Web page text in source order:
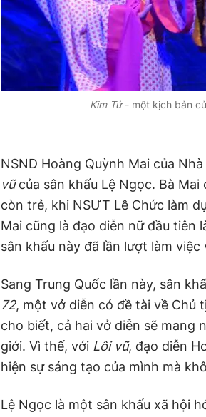
Kim Tử- một kịch bản
NSND Hoàng Quỳnh Mai của
vũcủa sân khấu Lệ Ngọc. Bà
còn trẻ, khi NSƯT Lê Chức làm
Mai cũng là đạo diễn nữ đầu tiên
sân khấu này đã lần lượt làm việc
Sang Trung Quốc lần này, sân
72, một vở diễn có đề tài về Chủ
cho biết, cả hai vở diễn sẽ mang
giới. Vì thế, với Lôi vũ, đạo diễn
hiện sự sáng tạo của mình mà
Lệ Ngọc là một sân khấu xã hội